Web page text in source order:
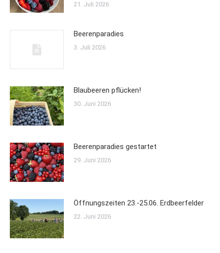
21. Juli 2026
Beerenparadies
3. Juli 2026
Blaubeeren pflücken!
30. Juni 2026
Beerenparadies gestartet
29. Juni 2026
Öffnungszeiten 23.-25.06. Erdbeerfelder
22. Juni 2026